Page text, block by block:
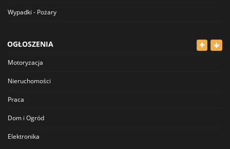
Wypadki - Pożary
OGŁOSZENIA
Motoryzacja
Nieruchomości
Praca
Dom i Ogród
Elektronika